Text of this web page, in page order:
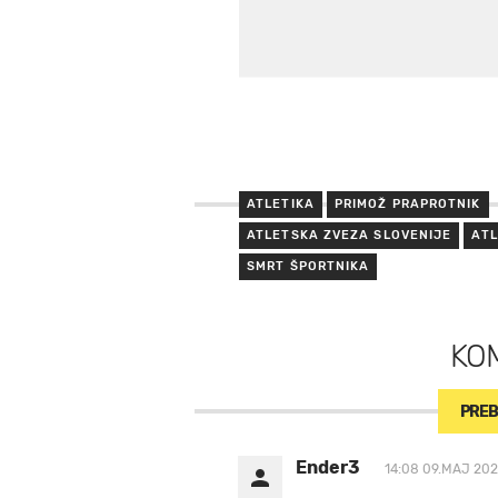
ATLETIKA PRIMOŽ PRAPROTNIK
ATLETSKA ZVEZA SLOVENIJE
SMRT ŠPORTNIKA
Ender3 14:08 09.MAJ